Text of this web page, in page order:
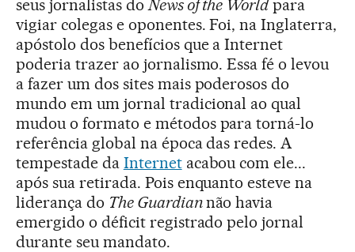
seus jornalistas do News of the Worldpara
vigiar colegas e oponentes. Foi, na Inglaterra,
apóstolo dos benefícios que a Internet
poderia trazer ao jornalismo. Essa fé o levou
a fazer um dos sites mais poderosos do
mundo em um jornal tradicional ao qual
mudou o formato e métodos para torná-lo
referência global na época das redes. A
tempestade da Internetacabou com ele...
após sua retirada. Pois enquanto esteve na
liderança do The Guardiannão havia
emergido o déficit registrado pelo jornal
durante seu mandato.